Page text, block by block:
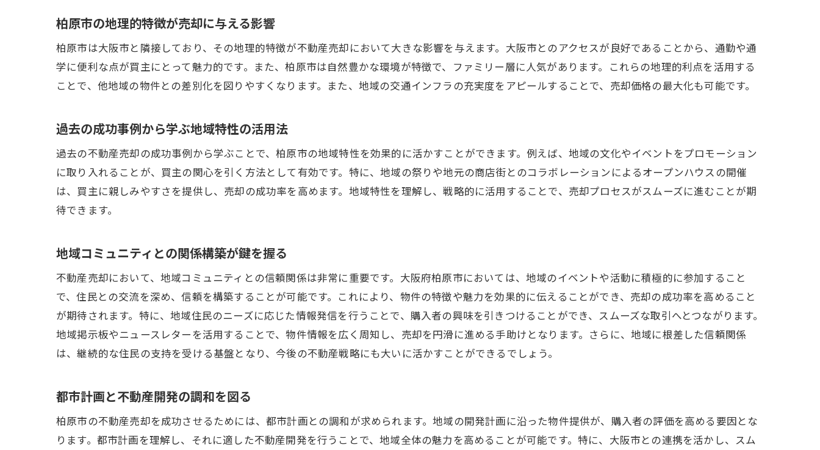
大阪市との連携で地域価値を再評価
連携を通じた情報共有とその効果
最新の市場データを使った分析手法
柏原市の不動産価格トレンドを把握する
データドリブンな意思決定の重要性
柏原市における不動産売却成功のための具体的ステップ
初動調査で知る地域の特性と動向
売却計画の策定とステークホルダーとの連携
市場調査に基づく価格設定のノウハウ
交渉とクロージングを成功させる秘訣
不動産売却価格を最大化するための効果的なプラン
柏原市の地理的特徴が売却に与える影響
柏原市は大阪市と隣接しており、その地理的特徴が不動産売却において大きな影響を与えます。大阪市とのアクセスが良好であることから、通勤や通
学に便利な点が買主にとって魅力的です。また、柏原市は自然豊かな環境が特徴で、ファミリー層に人気があります。これらの地理的利点を活用する
ことで、他地域の物件との差別化を図りやすくなります。また、地域の交通インフラの充実度をアピールすることで、売却価格の最大化も可能です。
過去の成功事例から学ぶ地域特性の活用法
過去の不動産売却の成功事例から学ぶことで、柏原市の地域特性を効果的に活かすことができます。例えば、地域の文化やイベントをプロモーション
に取り入れることが、買主の関心を引く方法として有効です。特に、地域の祭りや地元の商店街とのコラボレーションによるオープンハウスの開催
は、買主に親しみやすさを提供し、売却の成功率を高めます。地域特性を理解し、戦略的に活用することで、売却プロセスがスムーズに進むことが期
待できます。
地域コミュニティとの関係構築が鍵を握る
不動産売却において、地域コミュニティとの信頼関係は非常に重要です。大阪府柏原市においては、地域のイベントや活動に積極的に参加すること
で、住民との交流を深め、信頼を構築することが可能です。これにより、物件の特徴や魅力を効果的に伝えることができ、売却の成功率を高めること
が期待されます。特に、地域住民のニーズに応じた情報発信を行うことで、購入者の興味を引きつけることができ、スムーズな取引へとつながります。
地域掲示板やニュースレターを活用することで、物件情報を広く周知し、売却を円滑に進める手助けとなります。さらに、地域に根差した信頼関係
は、継続的な住民の支持を受ける基盤となり、今後の不動産戦略にも大いに活かすことができるでしょう。
都市計画と不動産開発の調和を図る
柏原市の不動産売却を成功させるためには、都市計画との調和が求められます。地域の開発計画に沿った物件提供が、購入者の評価を高める要因とな
ります。都市計画を理解し、それに適した不動産開発を行うことで、地域全体の魅力を高めることが可能です。特に、大阪市との連携を活かし、スム